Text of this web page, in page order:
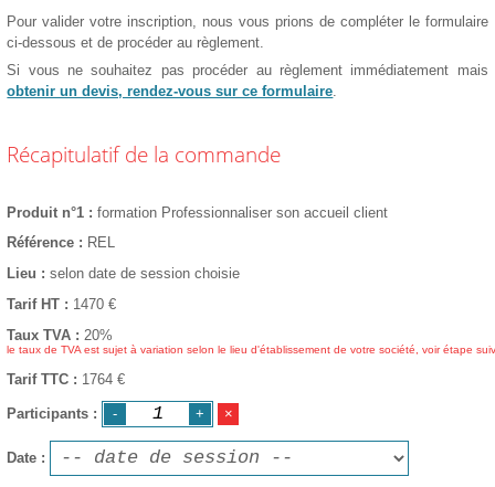
Pour valider votre inscription, nous vous prions de compléter le formulaire
ci-dessous et de procéder au règlement.
Si vous ne souhaitez pas procéder au règlement immédiatement mais
obtenir un devis, rendez-vous sur ce formulaire
Récapitulatif de la commande
Produit n°1
formation Professionnaliser son accueil client
Référence
REL
Lieu
selon date de session choisie
Tarif HT
1470 €
Taux TVA
20%
le taux de TVA est sujet à variation selon le lieu d'établissement de votre société, voir étape
Tarif TTC 1764 €
Participants
Date